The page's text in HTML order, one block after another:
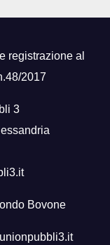
registrazione al
2017
3
Bovone